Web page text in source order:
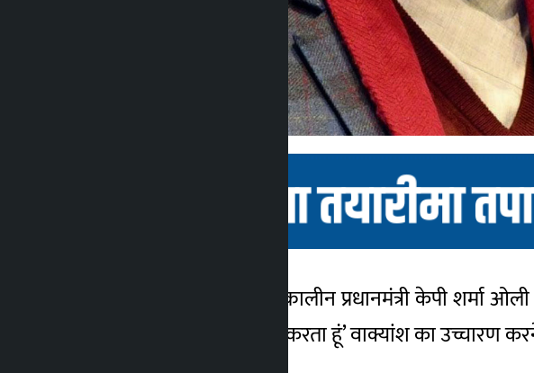
काठमांडू। सुप्रीम कोर्ट ने तत्कालीन प्रधानमंत्री केपी
की शपथ लेते समय ‘मैं वादा करता हूं’ वाक्यांश का उच्चारण